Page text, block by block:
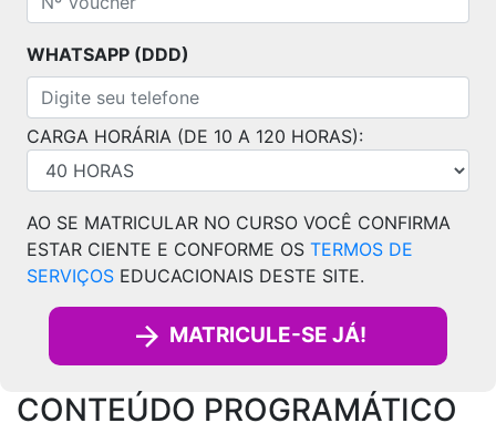
WHATSAPP (DDD)
CARGA HORÁRIA (DE 10 A 120 HORAS):
AO SE MATRICULAR NO CURSO VOCÊ CONFIRMA
ESTAR CIENTE E CONFORME OS TERMOS DE
SERVIÇOS EDUCACIONAIS DESTE SITE.
MATRICULE-SE JÁ!
CONTEÚDO PROGRAMÁTICO